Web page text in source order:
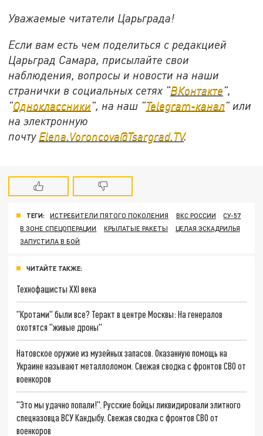
Уважаемые читатели Царьграда!
Если вам есть чем поделиться с редакцией
Царьград Самара, присылайте свои
наблюдения, вопросы и новости на наши
странички в социальных сетях "ВКонтакте",
"Одноклассники", на наш "Telegram-канал" или
на электронную
почту Elena.Voroncova@Tsargrad.TV.
ТЕГИ: ИСТРЕБИТЕЛИ ПЯТОГО ПОКОЛЕНИЯ ВКС РОССИИ
СУ-57
В ЗОНЕ СПЕЦОПЕРАЦИИ
КРЫЛАТЫЕ РАКЕТЫ
ЦЕЛАЯ ЭСКАДРИЛЬЯ
ЗАПУСТИЛА В БОЙ
ЧИТАЙТЕ ТАКЖЕ:
Технофашисты XXI века
"Кротами" были все? Теракт в центре Москвы: На генералов
охотятся "живые дроны"
Натовское оружие из музейных запасов. Оказанную помощь на
Украине называют металлоломом. Свежая сводка с фронтов СВО от
военкоров
"Это мы удачно попали!". Русские бойцы ликвидировали элитного
спецназовца ВСУ Кандыбу. Свежая сводка с фронтов СВО от
военкоров